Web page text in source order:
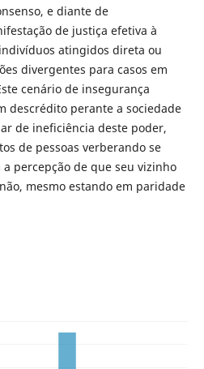
e diante de
de justiça efetiva à
atingidos direta ou
divergentes para casos em
cenário de insegurança
descrédito perante a sociedade
de ineficiência deste poder,
de pessoas verberando se
percepção de que seu vizinho
mesmo estando em paridade